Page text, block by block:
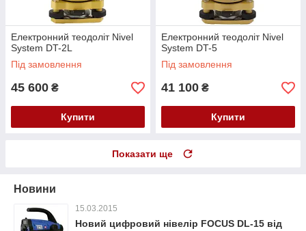
Електронний теодоліт Nivel
System DT-2L
Під замовлення
45 600 ₴
Купити
Електронний теодоліт Nivel
System DT-5
Під замовлення
41 100 ₴
Купити
Показати ще
Новини
15.03.2015
Новий цифровий нівелір FOCUS DL-15 від